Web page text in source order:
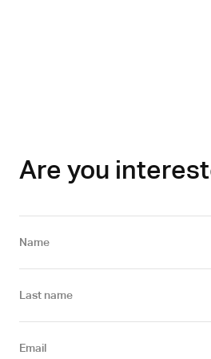
Are you
Name
Last name
Email